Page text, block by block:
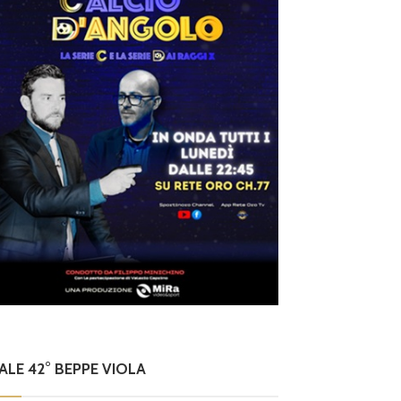
42° BEPPE VIOLA